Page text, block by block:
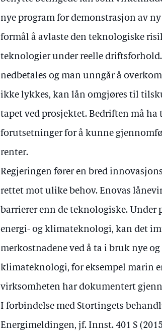
nye program for demonstrasjon av
formål å avlaste den teknologiske
teknologier under reelle
nedbetales og man unngår å
ikke lykkes, kan lån omgjøres til
tapet ved prosjektet. Bedriften må
forutsetninger for å kunne
renter.
Regjeringen fører en bred
rettet mot ulike behov. Enovas
barrierer enn de teknologiske.
energi- og klimateknologi, kan det
merkostnadene ved å ta i bruk nye
klimateknologi, for eksempel marin
virksomheten har dokumentert
I forbindelse med Stortingets
Energimeldingen, jf. Innst. 401 S